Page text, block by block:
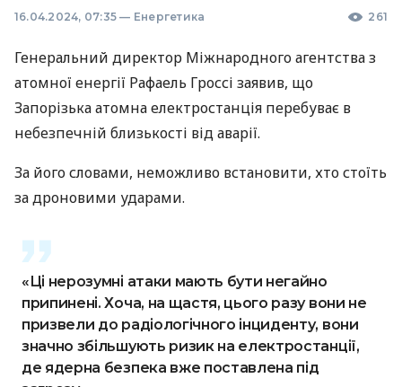
16.04.2024, 07:35 — Енергетика 261
Генеральний директор Міжнародного агентства з
атомної енергії Рафаель Гроссі заявив, що
Запорізька атомна електростанція перебуває в
небезпечній близькості від аварії.
За його словами, неможливо встановити, хто стоїть
за дроновими ударами.
«Ці нерозумні атаки мають бути негайно
припинені. Хоча, на щастя, цього разу вони не
призвели до радіологічного інциденту, вони
значно збільшують ризик на електростанції,
де ядерна безпека вже поставлена під